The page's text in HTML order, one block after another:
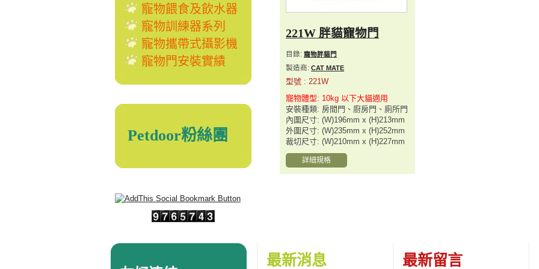
寵物餵食及飲水器
寵物訓練器系列
寵物攜帶式攝影機
寵物門安裝實績
Petdoor粉絲團
221W 胖貓寵物門
目錄: 寵物胖貓門
製造商: CAT MATE
型號 : 221W
寵物體型: 10kg 以下大貓適用
安裝種類: 房間門、廚房門、廁所門
內圍尺寸: (W)196mm x (H)213mm
外圍尺寸: (W)235mm x (H)252mm
裁切尺寸: (W)210mm x (H)227mm
詳細規格
最新消息 最新留言